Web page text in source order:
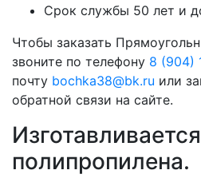
Срок службы 50 лет и
Чтобы заказать
звоните по телефону 8 (904)
почту bochka38@bk.ru или
обратной связи на сайте.
полипропилена.